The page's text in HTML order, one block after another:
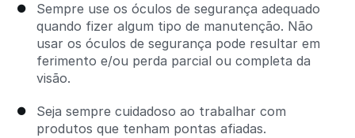
Sempre use os óculos de segurança adequado
quando fizer algum tipo de manutenção. Não
usar os óculos de segurança pode resultar em
ferimento e/ou perda parcial ou completa da
visão.
Seja sempre cuidadoso ao trabalhar com
produtos que tenham pontas afiadas.